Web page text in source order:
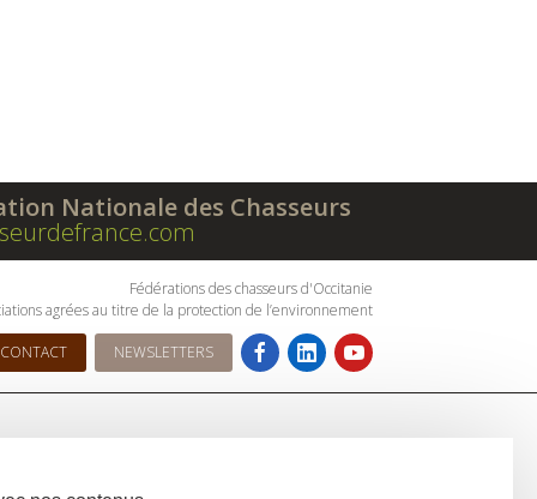
Nationale des Chasseurs
Fédérations des chasseurs d'Occitanie
agrées au titre de la protection de l’environnement
CONTACT NEWSLETTERS